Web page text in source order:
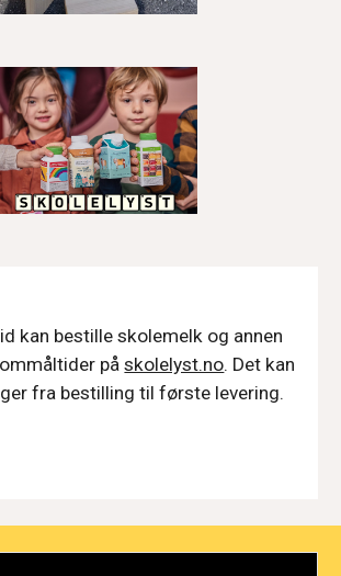
kan bestille skolemelk og annen
påskolelyst.no. Det kan
fra bestilling til første levering.